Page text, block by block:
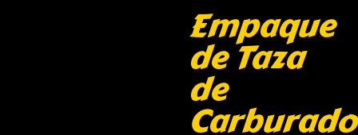
Empaque
de Taza
de